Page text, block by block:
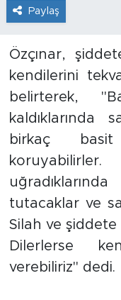
Paylaş
Özçınar,
kendilerini
belirterek,
kaldıklarında
birkaç basit
tutacaklar ve
Silah ve
Dilerlerse
verebiliriz" dedi.
Kültür
İş İlanları
Dünya
Yazıhan
Kuluncak
Yeşilyurt